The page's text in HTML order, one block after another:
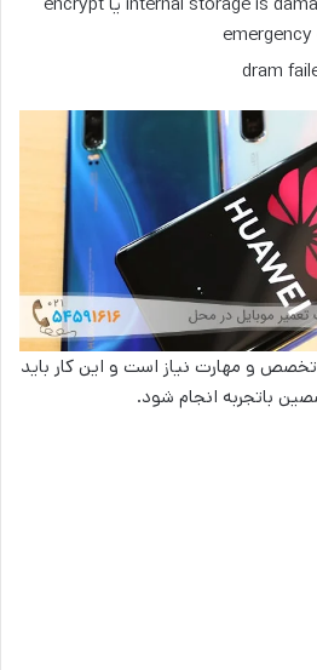
تخصص و مهارت نیاز است و این کار باید
باتجربه انجام شود.